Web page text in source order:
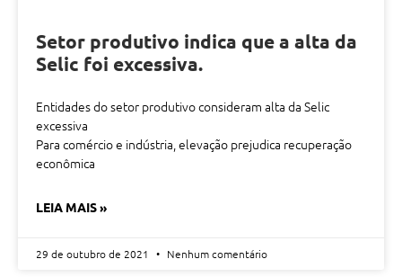
Setor produtivo indica que a alta da
Selic foi excessiva.
Entidades do setor produtivo consideram alta da Selic
excessiva
Para comércio e indústria, elevação prejudica recuperação
econômica
LEIA MAIS »
29 de outubro de 2021 Nenhum comentário